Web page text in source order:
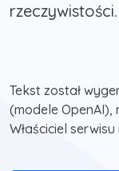
rzeczywistości.
Tekst został
(modele OpenAI),
Właściciel